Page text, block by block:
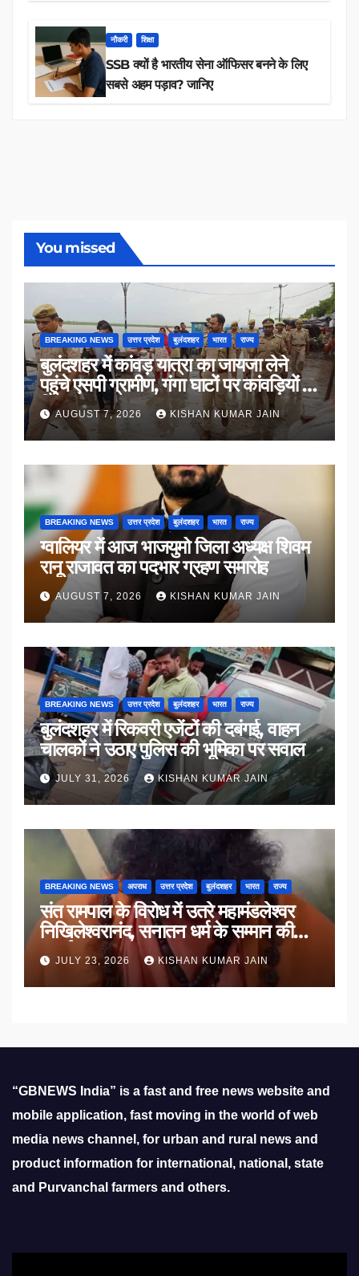
नौकरी शिक्षा
SSB क्यों है भारतीय सेना ऑफिसर बनने के लिए
सबसे अहम पड़ाव? जानिए
You missed
BREAKING NEWS उत्तर प्रदेश बुलंदशहर भारत राज्य
बुलंदशहर में कांवड़ यात्रा का जायजा लेने
पहुंचे एसपी ग्रामीण, गंगा घाटों पर कांवड़ियों से
किया संवाद
AUGUST 7, 2026 KISHAN KUMAR JAIN
BREAKING NEWS उत्तर प्रदेश बुलंदशहर भारत राज्य
ग्वालियर में आज भाजयुमो जिला अध्यक्ष शिवम
रानू राजावत का पदभार ग्रहण समारोह
AUGUST 7, 2026 KISHAN KUMAR JAIN
BREAKING NEWS उत्तर प्रदेश बुलंदशहर भारत राज्य
बुलंदशहर में रिकवरी एजेंटों की दबंगई, वाहन
चालकों ने उठाए पुलिस की भूमिका पर सवाल
JULY 31, 2026 KISHAN KUMAR JAIN
BREAKING NEWS अपराध उत्तर प्रदेश बुलंदशहर भारत राज्य
संत रामपाल के विरोध में उतरे महामंडलेश्वर
निखिलेश्वरानंद, सनातन धर्म के सम्मान की
उठाई मांग
JULY 23, 2026 KISHAN KUMAR JAIN
“GBNEWS India” is a fast and free news website and
mobile application, fast moving in the world of web
media news channel, for urban and rural news and
product information for international, national, state
and Purvanchal farmers and others.